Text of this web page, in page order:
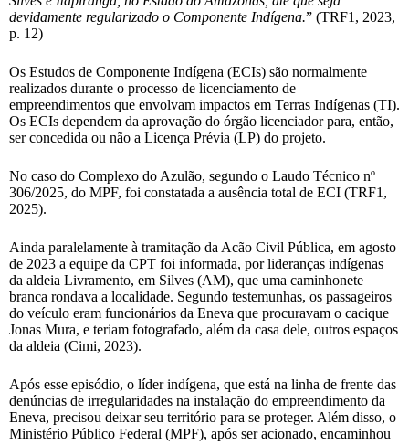
devidamente regularizado o Componente Indígena.” (TRF1, 2023,
p. 12)
Os Estudos de Componente Indígena (ECIs) são normalmente
realizados durante o processo de licenciamento de
empreendimentos que envolvam impactos em Terras Indígenas (TI).
Os ECIs dependem da aprovação do órgão licenciador para, então,
ser concedida ou não a Licença Prévia (LP) do projeto.
No caso do Complexo do Azulão, segundo o Laudo Técnico nº
306/2025, do MPF, foi constatada a ausência total de ECI (TRF1,
2025).
Ainda paralelamente à tramitação da Acão Civil Pública, em agosto
de 2023 a equipe da CPT foi informada, por lideranças indígenas
da aldeia Livramento, em Silves (AM), que uma caminhonete
branca rondava a localidade. Segundo testemunhas, os passageiros
do veículo eram funcionários da Eneva que procuravam o cacique
Jonas Mura, e teriam fotografado, além da casa dele, outros espaços
da aldeia (Cimi, 2023).
Após esse episódio, o líder indígena, que está na linha de frente das
denúncias de irregularidades na instalação do empreendimento da
Eneva, precisou deixar seu território para se proteger. Além disso, o
Ministério Público Federal (MPF), após ser acionado, encaminhou